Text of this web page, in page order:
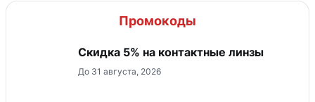
Промокоды
Скидка 5% на контактные линзы
До 31 августа, 2026